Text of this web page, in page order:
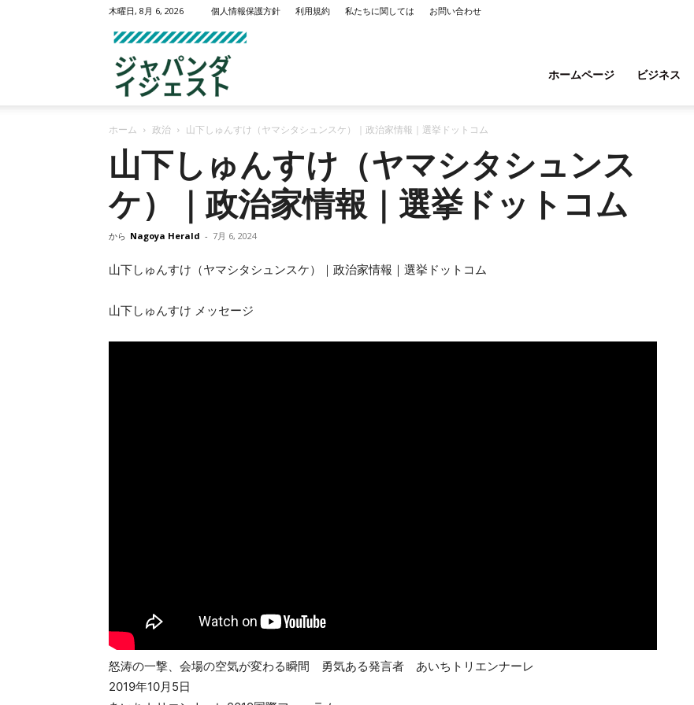
木曜日, 8月 6, 2026 個人情報保護方針 利用規約 私たちに関しては お問い合わせ
屋
ヘ
ホームページ ビジネス
ホーム 政治 山下しゅんすけ（ヤマシタシュンスケ）｜政治家情報｜選挙ドットコム
山下しゅんすけ（ヤマシタシュンス
ケ）｜政治家情報｜選挙ドットコム
から Nagoya Herald - 7月 6, 2024
山下しゅんすけ（ヤマシタシュンスケ）｜政治家情報｜選挙ドットコム
山下しゅんすけ メッセージ
怒涛の一撃、会場の空気が変わる瞬間 勇気ある発言者 あいちトリエンナーレ
2019年10月5日